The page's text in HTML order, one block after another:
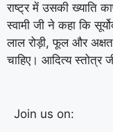
राष्ट्र में उसकी ख्याति
स्वामी जी ने कहा कि
लाल रोड़ी, फूल और
चाहिए। आदित्य
Join us on: